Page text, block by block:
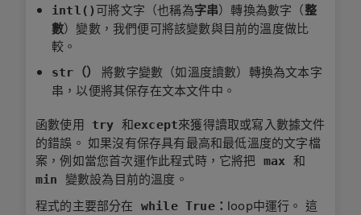
intl() 可將文字（也稱為字串）轉換為數字（整
數）變數，我們便可將該變數與目前的溫度做比
較。
str（）
將數字變數（如溫度讀數）轉換為文本字
串，以便將其保存在文本文件中。
函數使用 try 和except來獲得讀取或寫入數據文件
的錯誤。 如果沒有保存具有最高和最低溫度的文字檔
案，例如當您首次運作此程式時，它將把 max 和
min 變數設為目前的溫度。
程式的主要部分在 while True： loop中運行。 這